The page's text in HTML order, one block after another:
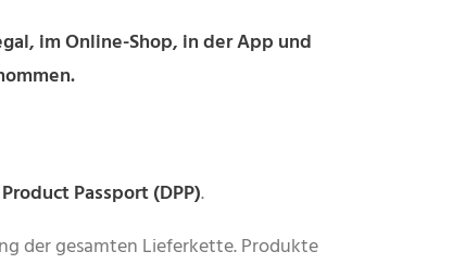
im Online-Shop, in der App und
Passport (DPP).
der gesamten Lieferkette. Produkte